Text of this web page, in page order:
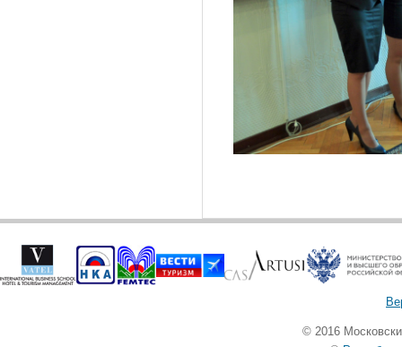
© 2016